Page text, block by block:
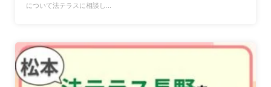
について法テラスに相談し...